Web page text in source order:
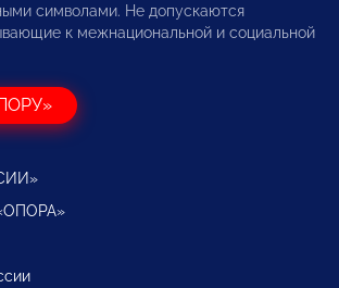
символами. Не допускаются
к межнациональной и социальной